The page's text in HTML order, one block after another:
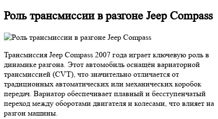
Роль трансмиссии в разгоне Jeep Compass
Трансмиссия Jeep Compass 2007 года играет ключевую роль в
динамике разгона. Этот автомобиль оснащён вариаторной
трансмиссией (CVT), что значительно отличается от
традиционных автоматических или механических коробок
передач. Вариатор обеспечивает плавный и бесступенчатый
переход между оборотами двигателя и колесами, что влияет на
разгон машины.